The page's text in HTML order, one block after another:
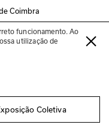
Coimbra
funcionamento. Ao
utilização de
Coletiva